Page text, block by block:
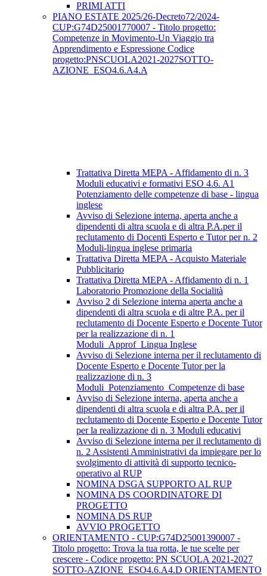
PRIMI ATTI
PIANO ESTATE 2025/26-Decreto72/2024-
CUP:G74D25001770007 - Titolo progetto:
Competenze in Movimento-Un Viaggio tra
Apprendimento e Espressione Codice
progetto:PNSCUOLA2021-2027SOTTO-
AZIONE_ESO4.6.A4.A
Trattativa Diretta MEPA - Affidamento di n. 3
Moduli educativi e formativi ESO 4.6. A1
Potenziamento delle competenze di base - lingua
inglese
Avviso di Selezione interna, aperta anche a
dipendenti di altra scuola e di altra P.A.per il
reclutamento di Docenti Esperto e Tutor per n. 2
Moduli-lingua inglese primaria
Trattativa Diretta MEPA - Acquisto Materiale
Pubblicitario
Trattativa Diretta MEPA - Affidamento di n. 1
Laboratorio Promozione della Socialità
Avviso 2 di Selezione interna aperta anche a
dipendenti di altra scuola e di altre P.A. per il
reclutamento di Docente Esperto e Docente Tutor
per la realizzazione di n. 1
Moduli_Approf_Lingua Inglese
Avviso di Selezione interna per il reclutamento di
Docente Esperto e Docente Tutor per la
realizzazione di n. 3
Moduli_Potenziamento_Competenze di base
Avviso di Selezione interna, aperta anche a
dipendenti di altra scuola e di altra P.A. per il
reclutamento di Docente Esperto e Docente Tutor
per la realizzazione di n. 3 Moduli educativi
Avviso di Selezione interna per il reclutamento di
n. 2 Assistenti Amministrativi da impiegare per lo
svolgimento di attività di supporto tecnico-
operativo al RUP
NOMINA DSGA SUPPORTO AL RUP
NOMINA DS COORDINATORE DI
PROGETTO
NOMINA DS RUP
AVVIO PROGETTO
ORIENTAMENTO - CUP:G74D25001390007 -
Titolo progetto: Trova la tua rotta, le tue scelte per
crescere - Codice progetto: PN SCUOLA 2021-2027
SOTTO-AZIONE_ESO4.6.A4.D ORIENTAMENTO